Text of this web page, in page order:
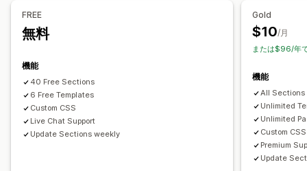
テーマセクション
編集ツール
カスタムフォント 翻訳
FREE
無料
機能
40 Free Sections
6 Free Templates
Custom CSS
Live Chat Support
Update Sections weekly
Gold
$10/月
または$96/年
機能
All Sections
Unlimited
Unlimited
Custom CSS
Premium
Update